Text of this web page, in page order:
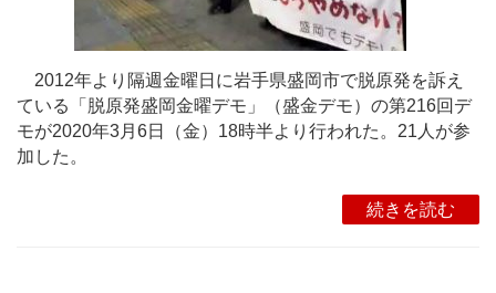
2012年より隔週金曜日に岩手県盛岡市で脱原発を訴え
ている「脱原発盛岡金曜デモ」（盛金デモ）の第216回デ
モが2020年3月6日（金）18時半より行われた。21人が参
加した。
続きを読む